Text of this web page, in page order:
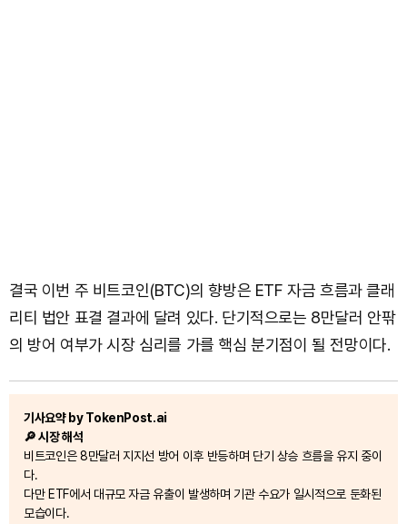
결국 이번 주 비트코인(BTC)의 향방은 ETF 자금 흐름과 클래
리티 법안 표결 결과에 달려 있다. 단기적으로는 8만달러 안팎
의 방어 여부가 시장 심리를 가를 핵심 분기점이 될 전망이다.
기사요약 by TokenPost.ai
🔎 시장 해석
비트코인은 8만달러 지지선 방어 이후 반등하며 단기 상승 흐름을 유지 중이
다.
다만 ETF에서 대규모 자금 유출이 발생하며 기관 수요가 일시적으로 둔화된
모습이다.